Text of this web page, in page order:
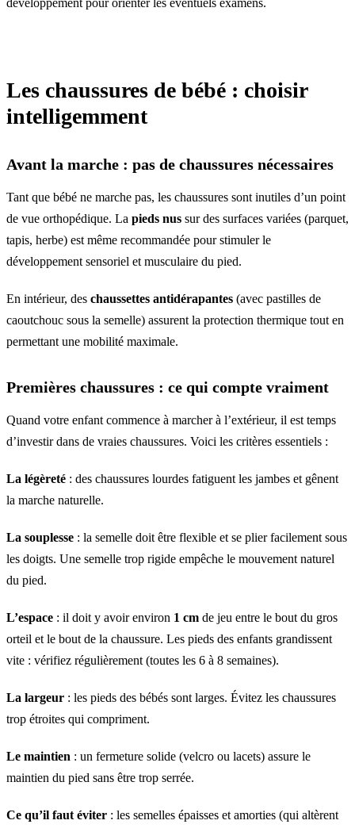
Les chaussures de bébé : choisir
intelligemment
Avant la marche : pas de chaussures nécessaires
Tant que bébé ne marche pas, les chaussures sont inutiles d’un point
de vue orthopédique. La pieds nus sur des surfaces variées (parquet,
tapis, herbe) est même recommandée pour stimuler le
développement sensoriel et musculaire du pied.
En intérieur, des chaussettes antidérapantes (avec pastilles de
caoutchouc sous la semelle) assurent la protection thermique tout en
permettant une mobilité maximale.
Premières chaussures : ce qui compte vraiment
Quand votre enfant commence à marcher à l’extérieur, il est temps
d’investir dans de vraies chaussures. Voici les critères essentiels :
La légèreté : des chaussures lourdes fatiguent les jambes et gênent
la marche naturelle.
La souplesse : la semelle doit être flexible et se plier facilement sous
les doigts. Une semelle trop rigide empêche le mouvement naturel
du pied.
L’espace : il doit y avoir environ 1 cm de jeu entre le bout du gros
orteil et le bout de la chaussure. Les pieds des enfants grandissent
vite : vérifiez régulièrement (toutes les 6 à 8 semaines).
La largeur : les pieds des bébés sont larges. Évitez les chaussures
trop étroites qui compriment.
Le maintien : un fermeture solide (velcro ou lacets) assure le
maintien du pied sans être trop serrée.
Ce qu’il faut éviter : les semelles épaisses et amorties (qui altèrent